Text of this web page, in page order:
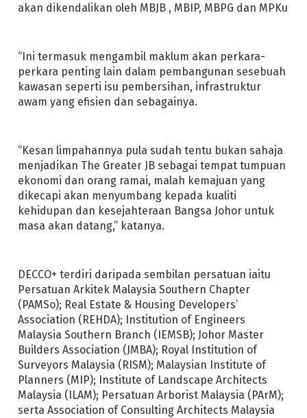
akan dikendalikan oleh MBJB , MBIP, MBPG dan MPKu
“Ini termasuk mengambil maklum akan perkara-
perkara penting lain dalam pembangunan sesebuah
kawasan seperti isu pembersihan, infrastruktur
awam yang efisien dan sebagainya.
“Kesan limpahannya pula sudah tentu bukan sahaja
menjadikan The Greater JB sebagai tempat tumpuan
ekonomi dan orang ramai, malah kemajuan yang
dikecapi akan menyumbang kepada kualiti
kehidupan dan kesejahteraan Bangsa Johor untuk
masa akan datang,” katanya.
DECCO+ terdiri daripada sembilan persatuan iaitu
Persatuan Arkitek Malaysia Southern Chapter
(PAMSo); Real Estate & Housing Developers’
Association (REHDA); Institution of Engineers
Malaysia Southern Branch (IEMSB); Johor Master
Builders Association (JMBA); Royal Institution of
Surveyors Malaysia (RISM); Malaysian Institute of
Planners (MIP); Institute of Landscape Architects
Malaysia (ILAM); Persatuan Arborist Malaysia (PArM);
serta Association of Consulting Architects Malaysia